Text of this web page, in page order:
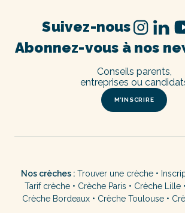
Abonnez-vous à nos
M’INSCRIRE
Conseils parents,
entreprises ou
Suivez-nous
Nos crèches : Trouver une crèche•
Tarif crèche • Crèche Paris • Crèche Lille •
Crèche Bordeaux• Crèche Toulouse•